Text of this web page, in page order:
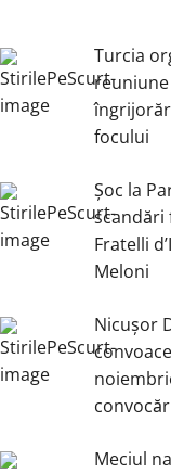
Turcia
reuniune
focului
Șoc la
scandări
Fratelli
Meloni
Nicuşor
Meciul